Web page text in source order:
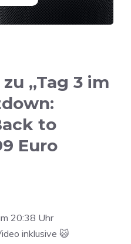
„Tag 3 im
to
Euro
20:38 Uhr
inklusive 😺